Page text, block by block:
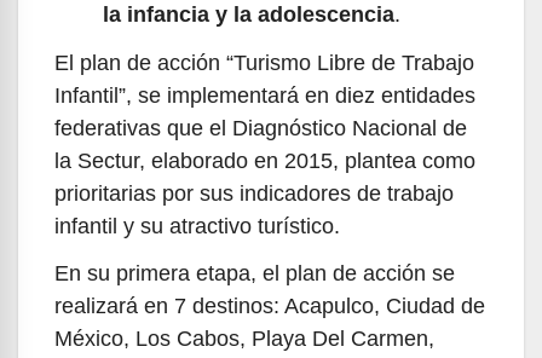
la infancia y la adolescencia.
El plan de acción “Turismo Libre de Trabajo
Infantil”, se implementará en diez entidades
federativas que el Diagnóstico Nacional de
la Sectur, elaborado en 2015, plantea como
prioritarias por sus indicadores de trabajo
infantil y su atractivo turístico.
En su primera etapa, el plan de acción se
realizará en 7 destinos: Acapulco, Ciudad de
México, Los Cabos, Playa Del Carmen,